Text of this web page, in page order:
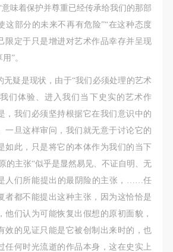
味着保护并尊重已经传承给我们的那部
这部分的未来不再有危险”“在这种态度
限定于只是增进对艺术作品幸存并呈现
”。
无疑是现状，由于“我们必须处理的艺术
们体验、进入我们当下史实的艺术作
，我们必须坚持根据它在我们意识中的
一旦这样审问，我们就无意于讨论它的
如此，只是将它的本体作为我们的当下
的主张“似乎是显然易见、不证自明、无
人们所能提出的最阴险的主张，……任
者都不能提出这种主张，因为这恰恰是
他们认为可能恢复出假想的原初面貌，
效的见证只能是它被创制出来时的，也
任何时光流逝的作品本身，这在史实上